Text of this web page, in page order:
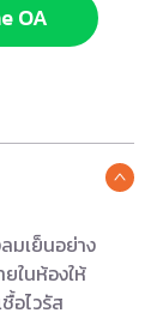
OA
มเย็นอย่าง
ในห้องให้
อไวรัส